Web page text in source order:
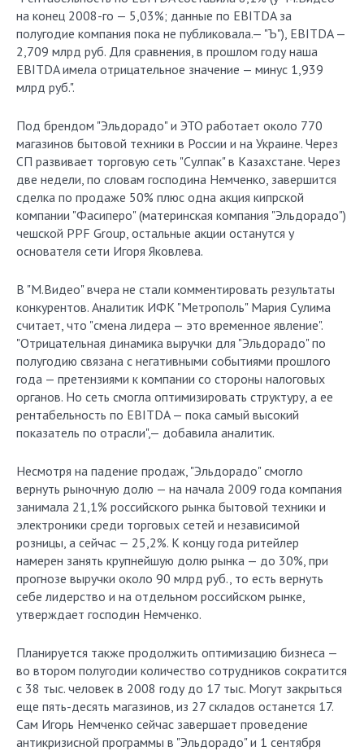
на конец 2008-го — 5,03%; данные по EBITDA за
полугодие компания пока не публиковала.— "Ъ"), EBITDA —
2,709 млрд руб. Для сравнения, в прошлом году наша
EBITDA имела отрицательное значение — минус 1,939
млрд руб.".
Под брендом "Эльдорадо" и ЭТО работает около 770
магазинов бытовой техники в России и на Украине. Через
СП развивает торговую сеть "Сулпак" в Казахстане. Через
две недели, по словам господина Немченко, завершится
сделка по продаже 50% плюс одна акция кипрской
компании "Фасиперо" (материнская компания "Эльдорадо")
чешской PPF Group, остальные акции останутся у
основателя сети Игоря Яковлева.
В "М.Видео" вчера не стали комментировать результаты
конкурентов. Аналитик ИФК "Метрополь" Мария Сулима
считает, что "смена лидера — это временное явление".
"Отрицательная динамика выручки для "Эльдорадо" по
полугодию связана с негативными событиями прошлого
года — претензиями к компании со стороны налоговых
органов. Но сеть смогла оптимизировать структуру, а ее
рентабельность по EBITDA — пока самый высокий
показатель по отрасли",— добавила аналитик.
Несмотря на падение продаж, "Эльдорадо" смогло
вернуть рыночную долю — на начала 2009 года компания
занимала 21,1% российского рынка бытовой техники и
электроники среди торговых сетей и независимой
розницы, а сейчас — 25,2%. К концу года ритейлер
намерен занять крупнейшую долю рынка — до 30%, при
прогнозе выручки около 90 млрд руб., то есть вернуть
себе лидерство и на отдельном российском рынке,
утверждает господин Немченко.
Планируется также продолжить оптимизацию бизнеса —
во втором полугодии количество сотрудников сократится
с 38 тыс. человек в 2008 году до 17 тыс. Могут закрыться
еще пять-десять магазинов, из 27 складов останется 17.
Сам Игорь Немченко сейчас завершает проведение
антикризисной программы в "Эльдорадо" и 1 сентября